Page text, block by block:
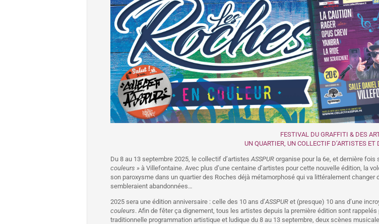
FESTIVAL DU GRAFFITI & DES
UN QUARTIER, UN COLLECTIF D’ARTISTES ET
Du 8 au 13 septembre 2025, le collectif d’artistes ASSPUR organise pour la 6e, et dernière
couleurs » à Villefontaine. Avec plus d’une centaine d’artistes pour cette nouvelle édition, la
son paroxysme dans un quartier des Roches déjà métamorphosé qui va littéralement
sembleraient abandonnées…
2025 sera une édition anniversaire : celle des 10 ans d’ASSPUR et (presque) 10 ans d’une
couleurs. Afin de fêter ça dignement, tous les artistes depuis la première édition sont rappelés
traditionnelle programmation artistique et ludique du 8 au 13 septembre, deux scènes